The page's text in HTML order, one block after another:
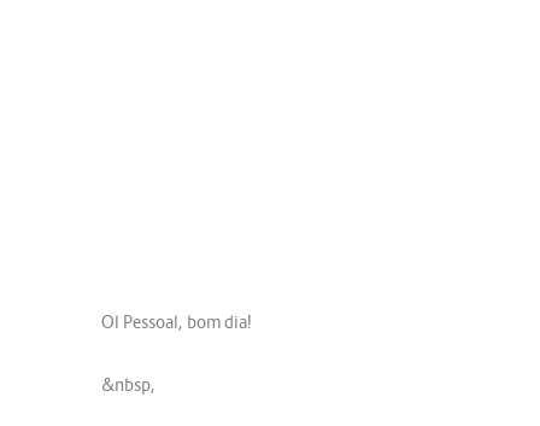
Ol Pessoal, bom dia!
&nbsp,